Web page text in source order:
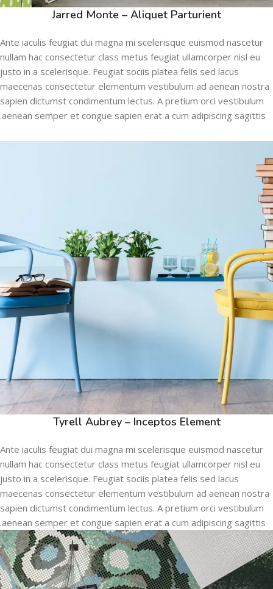
Jarred Monte – Aliquet Parturient
Ante iaculis feugiat dui magna mi scelerisque euismod nascetur
nullam hac consectetur class metus feugiat ullamcorper nisl eu
justo in a scelerisque. Feugiat sociis platea felis sed lacus
maecenas consectetur elementum vestibulum ad aenean nostra
sapien dictumst condimentum lectus. A pretium orci vestibulum
aenean semper et congue sapien erat a cum adipiscing sagittis.
Tyrell Aubrey – Inceptos Element
Ante iaculis feugiat dui magna mi scelerisque euismod nascetur
nullam hac consectetur class metus feugiat ullamcorper nisl eu
justo in a scelerisque. Feugiat sociis platea felis sed lacus
maecenas consectetur elementum vestibulum ad aenean nostra
sapien dictumst condimentum lectus. A pretium orci vestibulum
aenean semper et congue sapien erat a cum adipiscing sagittis.